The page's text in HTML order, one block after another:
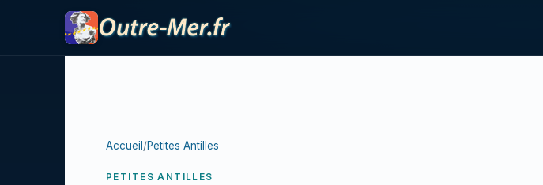
Accueil /Petites Antilles
PETITES ANTILLES